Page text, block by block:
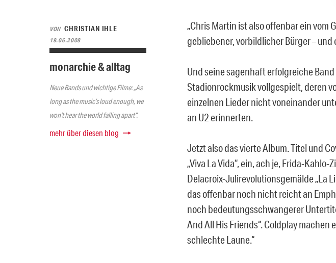
VON CHRISTIAN IHLE
19.06.2008
monarchie & alltag
Neue Bands und wichtige Filme: „As
long as the music’s loud enough, we
won’t hear the world falling apart“.
mehr über diesen blog
„Chris Martin ist also offenbar ein
gebliebener, vorbildlicher Bürger –
Und seine sagenhaft erfolgreiche
Stadionrockmusik vollgespielt, deren
einzelnen Lieder nicht voneinander
an U2 erinnerten.
Jetzt also das vierte Album. Titel und
„Viva La Vida“, ein, ach je, Frida-
Delacroix-Julirevolutionsgemälde „La
das offenbar noch nicht reicht an
noch bedeutungsschwangerer
And All His Friends“. Coldplay
schlechte Laune.“